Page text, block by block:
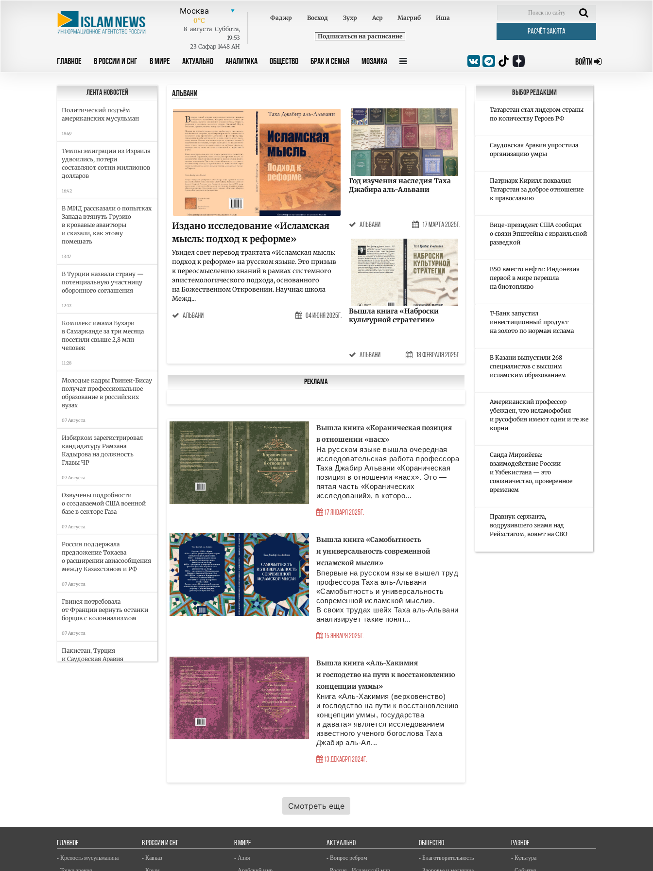
0°C
8 августа Суббота,
19:53
23 Сафар 1448 AH
Фаджр Восход Зухр Аср Магриб Иша
Подписаться на расписание
РАСЧЁТ ЗАКЯТА
ГЛАВНОЕ В РОССИИ И СНГ В МИРЕ АКТУАЛЬНО АНАЛИТИКА ОБЩЕСТВО БРАК И СЕМЬЯ МОЗАИКА ВОЙТИ
Лента новостей
Политический подъём
американских мусульман
18:49
Темпы эмиграции из Израиля
удвоились, потери
составляют сотни миллионов
долларов
16:42
В МИД рассказали о попытках
Запада втянуть Грузию
в кровавые авантюры
и сказали, как этому
помешать
13:17
В Турции назвали страну —
потенциальную участницу
оборонного соглашения
12:12
Комплекс имама Бухари
в Самарканде за три месяца
посетили свыше 2,8 млн
человек
11:28
Молодые кадры Гвинеи-Бисау
получат профессиональное
образование в российских
вузах
07 Августа
Избирком зарегистрировал
кандидатуру Рамзана
Кадырова на должность
Главы ЧР
07 Августа
Озвучены подробности
о создаваемой США военной
базе в секторе Газа
07 Августа
Россия поддержала
предложение Токаева
о расширении авиасообщения
между Казахстаном и РФ
07 Августа
Гвинея потребовала
от Франции вернуть останки
борцов с колониализмом
07 Августа
Пакистан, Турция
и Саудовская Аравия
07 Августа
Обзор СМИ 7.08.2026
АЛЬВАНИ
Издано исследование «Исламская
мысль: подход к реформе»
Увидел свет перевод трактата «Исламская мысль:
подход к реформе» на русском языке. Это призыв
к переосмыслению знаний в рамках системного
эпистемологического подхода, основанного
на Божественном Откровении. Научная школа
Межд...
Альвани 04 Июня 2025г.
Год изучения наследия Таха
Джабира аль-Альвани
Альвани 17 Марта 2025г.
Вышла книга «Наброски
культурной стратегии»
Альвани 18 Февраля 2025г.
Реклама
Вышла книга «Кораническая позиция
в отношении «насх»
На русском языке вышла очередная
исследовательская работа профессора
Таха Джабир Альвани «Кораническая
позиция в отношении «насх». Это —
пятая часть «Коранических
исследований», в которо...
17 Января 2025г.
Вышла книга «Самобытность
и универсальность современной
исламской мысли»
Впервые на русском языке вышел труд
профессора Таха аль-Альвани
«Самобытность и универсальность
современной исламской мысли».
В своих трудах шейх Таха аль-Альвани
анализирует такие понят...
15 Января 2025г.
Вышла книга «Аль-Хакимия
и господство на пути к восстановлению
концепции уммы»
Книга «Аль-Хакимия (верховенство)
и господство на пути к восстановлению
концепции уммы, государства
и давата» является исследованием
известного ученого богослова Таха
Джабир аль-Ал...
13 Декабря 2024г.
Смотреть еще
Выбор редакции
Татарстан стал лидером страны
по количеству Героев РФ
Саудовская Аравия упростила
организацию умры
Патриарх Кирилл похвалил
Татарстан за доброе отношение
к православию
Вице-президент США сообщил
о связи Эпштейна с израильской
разведкой
B50 вместо нефти: Индонезия
первой в мире перешла
на биотопливо
Т-Банк запустил
инвестиционный продукт
на золото по нормам ислама
В Казани выпустили 268
специалистов с высшим
исламским образованием
Американский профессор
убежден, что исламофобия
и русофобия имеют одни и те же
корни
Саида Мирзиёева:
взаимодействие России
и Узбекистана — это
союзничество, проверенное
временем
Правнук сержанта,
водрузившего знамя над
Рейхстагом, воюет на СВО
ГЛАВНОЕ
- Крепость мусульманина
В РОССИИ И СНГ
- Кавказ
В МИРЕ
- Азия
АКТУАЛЬНО
- Вопрос ребром
ОБЩЕСТВО
- Благотворительность
РАЗНОЕ
- Культура